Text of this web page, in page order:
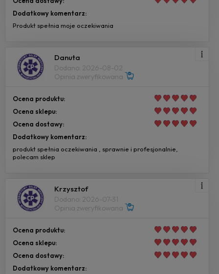
Dodatkowy komentarz:
Produkt spełnia moje oczekiwania
Danuta
Dodano: 2026-08-02
Opinia zweryfikowana
Ocena produktu:
Ocena sklepu:
Ocena dostawy:
Dodatkowy komentarz:
produkt spełnia oczekiwania , sprawnie i profesjonalnie,
polecam sklep
Krzysztof
Dodano: 2026-07-31
Opinia zweryfikowana
Ocena produktu:
Ocena sklepu:
Ocena dostawy:
Dodatkowy komentarz: